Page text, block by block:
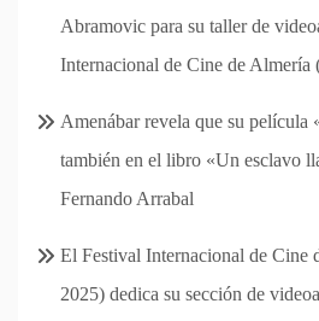
Abramovic para su taller de
Internacional de Cine de
Amenábar revela que su película
también en el libro «Un esclavo
Fernando Arrabal
El Festival Internacional de
2025) dedica su sección de